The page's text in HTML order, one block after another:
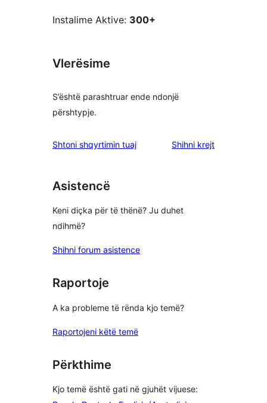
Instalime Aktive: 300+
Vlerësime
S’është parashtruar ende ndonjë
përshtypje.
Shtoni shqyrtimin tuaj Shihni krejtshqyrtimet
Asistencë
Keni diçka për të thënë? Ju duhet
ndihmë?
Shihni forum asistence
Raportoje
A ka probleme të rënda kjo temë?
Raportojeni këtë temë
Përkthime
Kjo temë është gati në gjuhët vijuese: